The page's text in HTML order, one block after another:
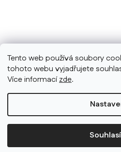
Tento web používá soubory
tohoto webu vyjadřujete
Více informacízde.